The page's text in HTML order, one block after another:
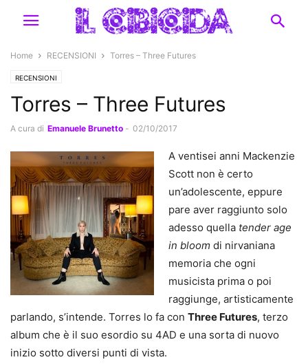
Home RECENSIONI Torres – Three Futures
RECENSIONI
Torres – Three Futures
A cura di Emanuele Brunetto - 02/10/2017
A ventisei anni Mackenzie
Scott non è certo
un’adolescente, eppure
pare aver raggiunto solo
adesso quella tender age
in bloom di nirvaniana
memoria che ogni
musicista prima o poi
raggiunge, artisticamente
parlando, s’intende. Torres lo fa con Three Futures, terzo
album che è il suo esordio su 4AD e una sorta di nuovo
inizio sotto diversi punti di vista.